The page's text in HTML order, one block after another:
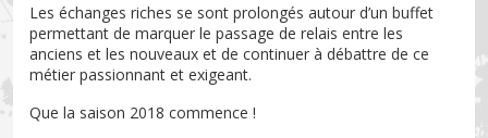
Les échanges riches se sont prolongés autour d’un buffet
permettant de marquer le passage de relais entre les
anciens et les nouveaux et de continuer à débattre de ce
métier passionnant et exigeant.
Que la saison 2018 commence !